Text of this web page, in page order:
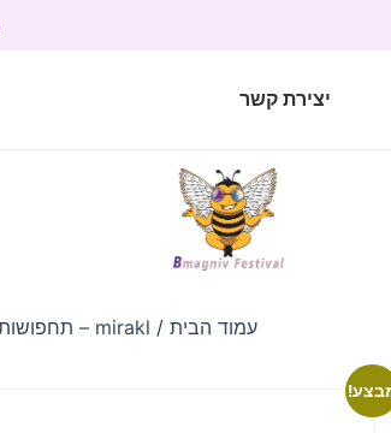
יצירת קשר
עמוד הבית/ mirakl – תחפושות לילדים